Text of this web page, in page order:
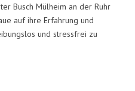
Busch Mülheim an der Ruhr
auf ihre Erfahrung und
und stressfrei zu